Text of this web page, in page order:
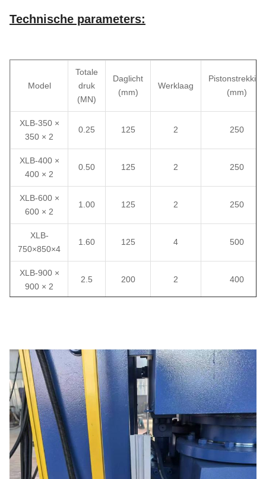
Technische parameters:
Model
Totale
druk
(MN)
Daglicht
(mm)
Werklaag
Pistonstrekking
(mm)
XLB-350 ×
350 × 2
0.25 125 2 250
XLB-400 ×
400 × 2
0.50 125 2 250
XLB-600 ×
600 × 2
1.00 125 2 250
XLB-
750×850×4
1.60 125 4 500
XLB-900 ×
900 × 2
2.5 200 2 400
XLB-1300
× 2000 × 1
5.60 400 1 400
XLB-1500
× 1500 × 1
8.00 800 1 800
XLB-1500
× 2500 × 1
15.00 400 1 400
XLB-2000
× 3000 × 1
20.00 800 800